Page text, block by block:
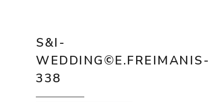
S&I-
WEDDING©E.FREIMANIS-
338